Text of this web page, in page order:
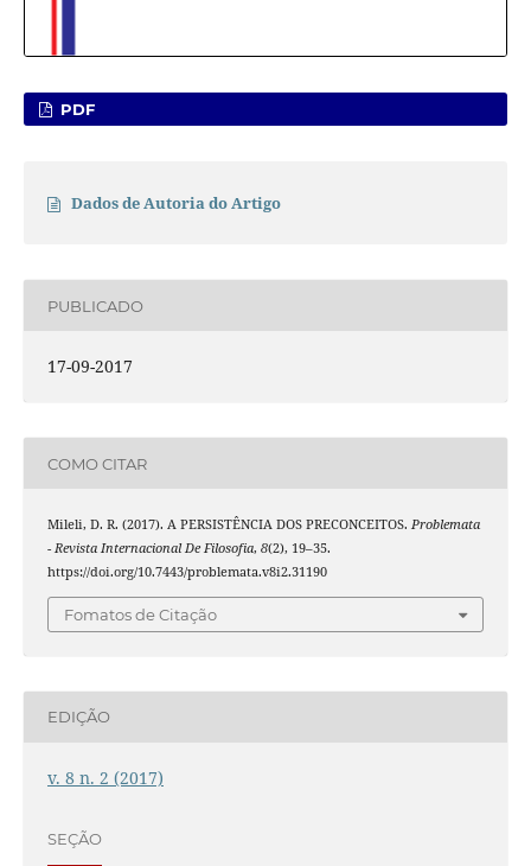
PDF
Dados de Autoria do Artigo
PUBLICADO
17-09-2017
COMO CITAR
Mileli, D. R. (2017). A PERSISTÊNCIA DOS PRECONCEITOS. Problemata
- Revista Internacional De Filosofia, 8(2), 19–35.
https://doi.org/10.7443/problemata.v8i2.31190
Fomatos de Citação
EDIÇÃO
v. 8 n. 2 (2017)
SEÇÃO